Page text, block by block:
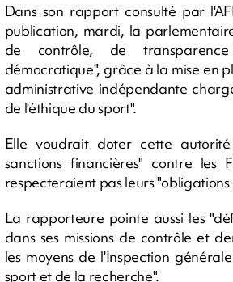
Dans son rapport consulté par
publication, mardi, la
de contrôle, de
démocratique", grâce à la mise en
administrative indépendante
de l'éthique du sport".
Elle voudrait doter cette
sanctions financières" contre les
respecteraient pas leurs
La rapporteure pointe aussi les
dans ses missions de contrôle et
les moyens de l'Inspection
sport et de la recherche".